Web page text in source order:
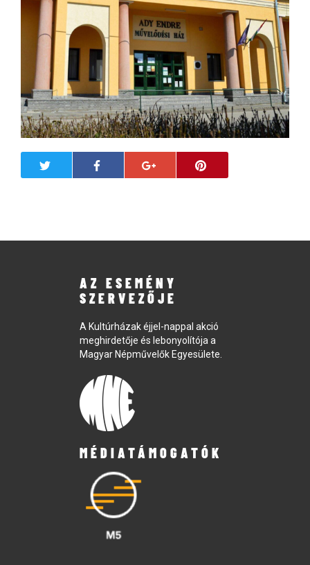
AZ ESEMÉNY
SZERVEZŐJE
A Kultúrházak éjjel-nappal akció
meghirdetője és lebonyolítója a
Magyar Népművelők Egyesülete.
MÉDIATÁMOGATÓK